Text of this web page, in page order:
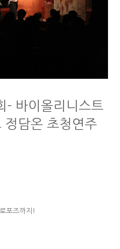
- 바이올리니스트
정담온 초청연주
포즈까지!